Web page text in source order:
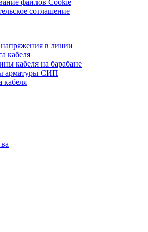
файлов Cookie
соглашение
напряжения в линии
кабеля
кабеля на барабане
арматуры СИП
кабеля